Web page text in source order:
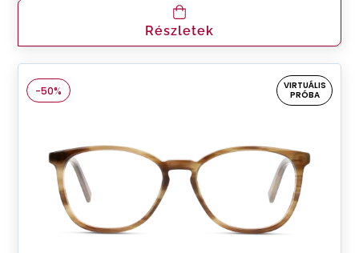
Részletek
-50%
VIRTUÁLIS
PRÓBA